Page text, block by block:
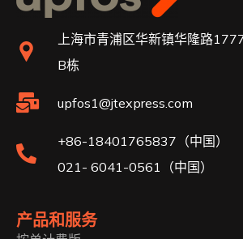
上海市青浦区华新镇华隆路
B栋
upfos1@jtexpress.com
+86-18401765837（中国）
021- 6041-0561（中国）
产品和服务